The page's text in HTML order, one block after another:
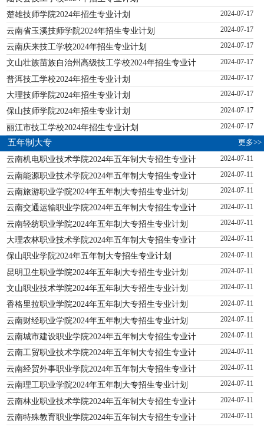
楚雄技师学院2024年招生专业计划 2024-07-17
云南省玉溪技师学院2024年招生专业计划 2024-07-17
云南庆来技工学校2024年招生专业计划 2024-07-17
文山壮族苗族自治州高级技工学校2024年招生专业计 2024-07-17
普洱技工学校2024年招生专业计划 2024-07-17
大理技师学院2024年招生专业计划 2024-07-17
保山技师学院2024年招生专业计划 2024-07-17
丽江市技工学校2024年招生专业计划 2024-07-17
五年制大专 更多>>
云南机电职业技术学院2024年五年制大专招生专业计 2024-07-11
云南能源职业技术学院2024年五年制大专招生专业计 2024-07-11
云南旅游职业学院2024年五年制大专招生专业计划 2024-07-11
云南交通运输职业学院2024年五年制大专招生专业计 2024-07-11
云南轻纺职业学院2024年五年制大专招生专业计划 2024-07-11
大理农林职业技术学院2024年五年制大专招生专业计 2024-07-11
保山职业学院2024年五年制大专招生专业计划 2024-07-11
昆明卫生职业学院2024年五年制大专招生专业计划 2024-07-11
文山职业技术学院2024年五年制大专招生专业计划 2024-07-11
香格里拉职业学院2024年五年制大专招生专业计划 2024-07-11
云南财经职业学院2024年五年制大专招生专业计划 2024-07-11
云南城市建设职业学院2024年五年制大专招生专业计 2024-07-11
云南工贸职业技术学院2024年五年制大专招生专业计 2024-07-11
云南经贸外事职业学院2024年五年制大专招生专业计 2024-07-11
云南理工职业学院2024年五年制大专招生专业计划 2024-07-11
云南林业职业技术学院2024年五年制大专招生专业计 2024-07-11
云南特殊教育职业学院2024年五年制大专招生专业计 2024-07-11